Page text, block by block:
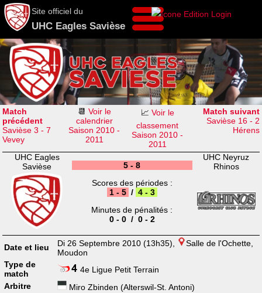
Site officiel du
UHC Eagles Savièse
Match
précédent
Savièse 3 - 7
Vevey
📆 Voir le
calendrier
Saison 2010 -
2011
📈 Voir le
classement
Saison 2010 -
2011
Match suivant
Savièse 16 - 2
Hérens
UHC Eagles
Savièse
5 - 8
Scores des périodes :
1 - 5 / 4 - 3
Minutes de pénalités :
0 - 0 / 0 - 2
UHC Neyruz
Rhinos
Date et lieu Di 26 Septembre 2010 (13h35),
Salle de l'Ochette,
Moudon
Type de
match
4e Ligue Petit Terrain
Arbitre
Miro Zbinden (Alterswil-St. Antoni)